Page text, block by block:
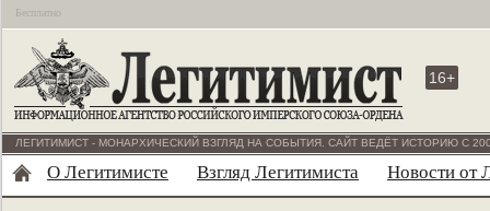
Бесплатно
16+
ЛЕГИТИМИСТ - МОНАРХИЧЕСКИЙ ВЗГЛЯД НА СОБЫТИЯ. САЙТ ВЕДЁТ ИСТОРИЮ С
О Легитимисте Взгляд Легитимиста Новости от